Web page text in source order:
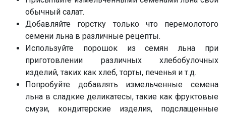
обычный салат.
Добавляйте горстку только что перемолотого
семени льна в различные рецепты.
Используйте порошок из семян льна при
приготовлении различных хлебобулочных
изделий, таких как хлеб, торты, печенья и т.д.
Попробуйте добавлять измельченные семена
льна в сладкие деликатесы, такие как фруктовые
смузи, кондитерские изделия, подслащенные